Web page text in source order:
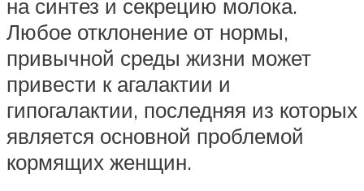
на синтез и секрецию молока.
Любое отклонение от нормы,
привычной среды жизни может
привести к агалактии и
гипогалактии, последняя из которых
является основной проблемой
кормящих женщин.